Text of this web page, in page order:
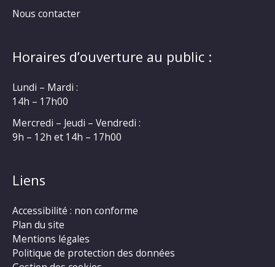
Nous contacter
Horaires d’ouverture au public :
Lundi – Mardi :
14h – 17h00
Mercredi – Jeudi – Vendredi :
9h – 12h et 14h – 17h00
Liens
Accessibilité : non conforme
Plan du site
Mentions légales
Politique de protection des données